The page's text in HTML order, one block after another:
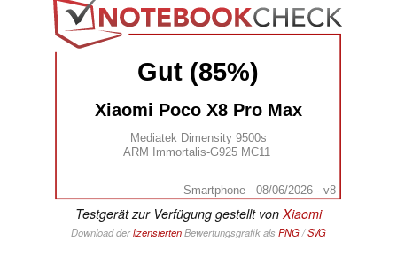
Gut (85%)
Xiaomi Poco X8 Pro Max
Mediatek Dimensity 9500s
ARM Immortalis-G925 MC11
Smartphone - 08/06/2026 - v8
Testgerät zur Verfügung gestellt von Xiaomi
Download derlizensiertenBewertungsgrafik als PNG/SVG